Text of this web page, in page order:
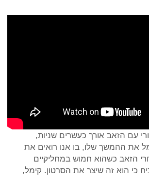
עם הזאב אורך כעשרים שניות,
את ההמשך שלו, בו אנו רואים את
הזאב כשהוא חמוש במחליקיים
כי הוא זה שיצר את הסרטון. קימל,